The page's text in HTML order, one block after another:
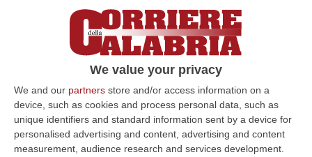
We value your privacy
We and our partners store and/or access information on a
device, such as cookies and process personal data, such as
unique identifiers and standard information sent by a device for
personalised advertising and content, advertising and content
measurement, audience research and services development.
grave e vergognoso. Oggi, durante la cerimonia per i 262 lavoratori…
08 Agosto, 15:11
“Carenze Informative” E Procedure Spesso “saltate”. Le Criticità
Della Legislazione Regionale Nel 2025
“CATANZARO La Corte dei Conti promuove “con riserva” (con molte
riserve…) la produzione legislativa della Regione Calabria nel 2025.
08 Agosto, 14:34